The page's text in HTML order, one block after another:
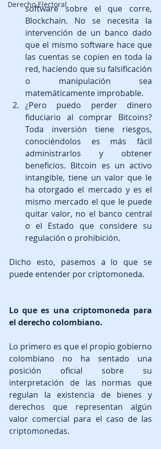
Derecho Electoral
software sobre el que corre,
Blockchain. No se necesita la
intervención de un banco dado
que el mismo software hace que
las cuentas se copien en toda la
red, haciendo que su falsificación
o manipulación sea
matemáticamente improbable.
¿Pero puedo perder dinero
fiduciario al comprar Bitcoins?
Toda inversión tiene riesgos,
conociéndolos es más fácil
administrarlos y obtener
beneficios. Bitcoin es un activo
intangible, tiene un valor que le
ha otorgado el mercado y es el
mismo mercado el que le puede
quitar valor, no el banco central
o el Estado que considere su
regulación o prohibición.
Dicho esto, pasemos a lo que se
puede entender por criptomoneda.
Lo que es una criptomoneda para
el derecho colombiano.
Lo primero es que el propio gobierno
colombiano no ha sentado una
posición oficial sobre su
interpretación de las normas que
regulan la existencia de bienes y
derechos que representan algún
valor comercial para el caso de las
criptomonedas.